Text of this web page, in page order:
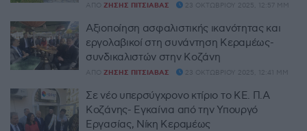
ΑΠΌ ΖΉΣΗΣ ΠΙΤΣΙΆΒΑΣ 23 ΟΚΤΩΒΡΊΟΥ 2025, 12:57 ΜΜ
Αξιοποίηση ασφαλιστικής ικανότητας και
εργολαβικοί στη συνάντηση Κεραμέως-
συνδικαλιστών στην Κοζάνη
ΑΠΌ ΖΉΣΗΣ ΠΙΤΣΙΆΒΑΣ 23 ΟΚΤΩΒΡΊΟΥ 2025, 12:41 ΜΜ
Σε νέο υπερσύγχρονο κτίριο το ΚΕ. Π.Α
Κοζάνης- Εγκαίνια από την Υπουργό
Εργασίας, Νίκη Κεραμέως